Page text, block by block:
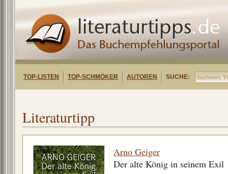
TOP-LISTEN TOP-SCHMÖKER AUTOREN SUCHE:
Literaturtipp
Arno Geiger
Der alte König in seinem Exil